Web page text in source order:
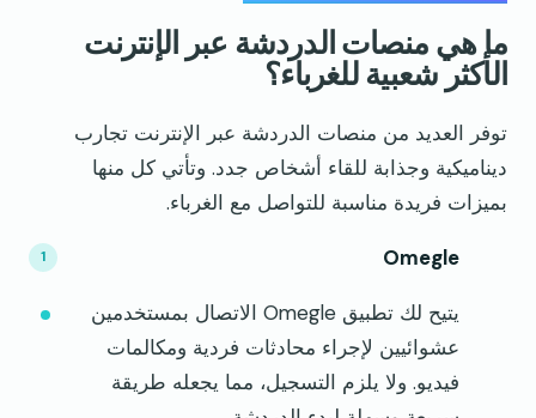
ما هي منصات الدردشة عبر الإنترنت
الأكثر شعبية للغرباء؟
توفر العديد من منصات الدردشة عبر الإنترنت تجارب
ديناميكية وجذابة للقاء أشخاص جدد. وتأتي كل منها
بميزات فريدة مناسبة للتواصل مع الغرباء.
Omegle
يتيح لك تطبيق Omegle الاتصال بمستخدمين
عشوائيين لإجراء محادثات فردية ومكالمات
فيديو. ولا يلزم التسجيل، مما يجعله طريقة